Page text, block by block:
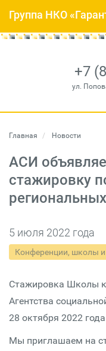
+7
ул.
Группа НКО
Главная Новости
АСИ
стажировку
5 июля 2022 года
Конференции, школы
Стажировка Школы
Агентства
28 октября 2022
Мы приглашаем на